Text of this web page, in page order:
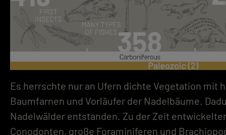
Es herrschte nur an Ufern dichte Vegetation mit
Baumfarnen und Vorläufer der Nadelbäume.
Nadelwälder entstanden. Zu der Zeit
Conodonten, große Foraminiferen und